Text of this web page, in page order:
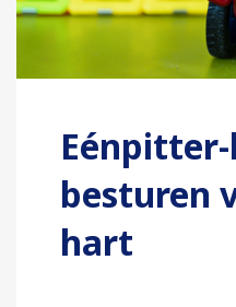
besturen
hart